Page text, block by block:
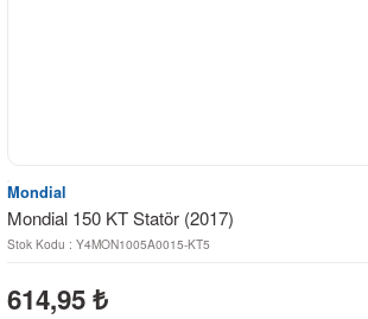
Mondial
Mondial 150 KT Statör (2017)
Stok Kodu : Y4MON1005A0015-KT5
614,95 ₺